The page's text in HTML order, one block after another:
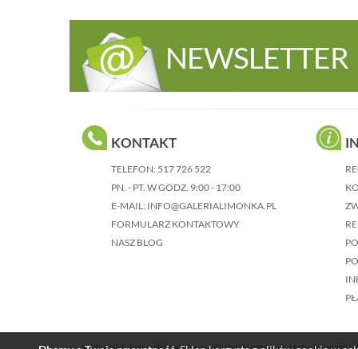
NEWSLETTER
KONTAKT
TELEFON: 517 726 522
PN. - PT. W GODZ. 9:00 - 17:00
E-MAIL: INFO@GALERIALIMONKA.PL
FORMULARZ KONTAKTOWY
NASZ BLOG